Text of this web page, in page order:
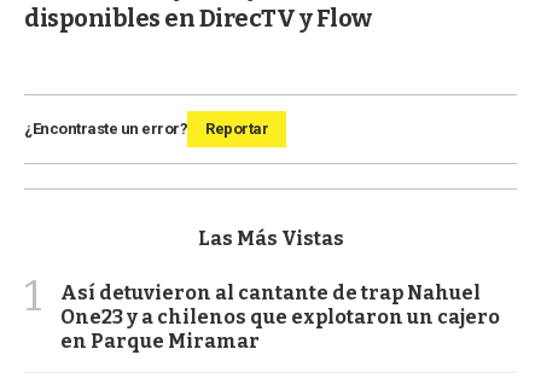
disponibles en DirecTV y Flow
¿Encontraste un error? Reportar
Las Más Vistas
1
Así detuvieron al cantante de trap Nahuel
One23 y a chilenos que explotaron un cajero
en Parque Miramar